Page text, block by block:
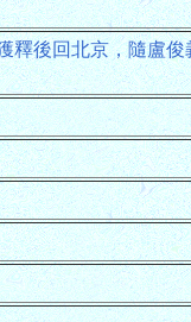
後回北京，隨盧